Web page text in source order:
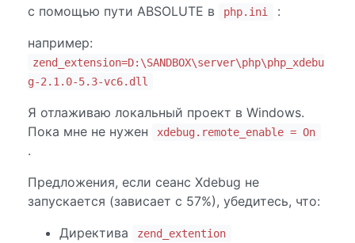
с помощью пути ABSOLUTE в
php.ini
:
например:
zend_extension=D:\SANDBOX\server\php\php_xdebu
g-2.1.0-5.3-vc6.dll
Я отлаживаю локальный проект в Windows.
Пока мне не нужен
xdebug.remote_enable = On
.
Предложения, если сеанс Xdebug не
запускается (зависает с 57%), убедитесь, что:
Директива
zend_extention